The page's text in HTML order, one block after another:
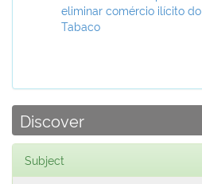
eliminar comércio ilícito do
Tabaco
Discover
Subject